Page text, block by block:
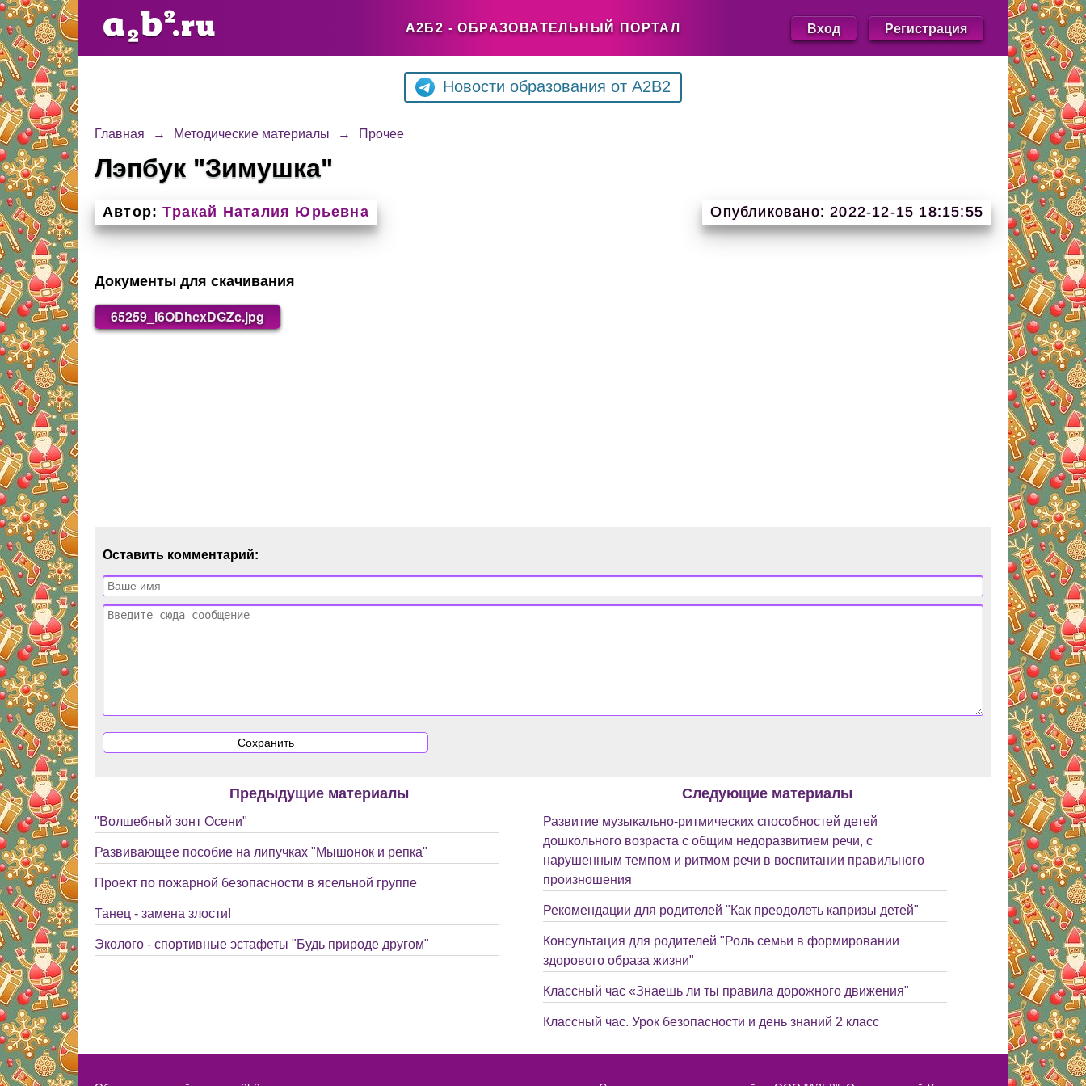
А2Б2 - ОБРАЗОВАТЕЛЬНЫЙ ПОРТАЛ Вход Регистрация
Новости образования от A2B2
Главная → Методические материалы → Прочее
Лэпбук "Зимушка"
Автор: Тракай Наталия Юрьевна Опубликовано: 2022-12-15 18:15:55
Документы для скачивания
65259_i6ODhcxDGZc.jpg
Оставить комментарий:
Предыдущие материалы
"Волшебный зонт Осени"
Развивающее пособие на липучках "Мышонок и репка"
Проект по пожарной безопасности в ясельной группе
Танец - замена злости!
Эколого - спортивные эстафеты "Будь природе другом"
Следующие материалы
Развитие музыкально-ритмических способностей детей
дошкольного возраста с общим недоразвитием речи, с
нарушенным темпом и ритмом речи в воспитании правильного
произношения
Рекомендации для родителей "Как преодолеть капризы детей"
Консультация для родителей "Роль семьи в формировании
здорового образа жизни"
Классный час «Знаешь ли ты правила дорожного движения"
Классный час. Урок безопасности и день знаний 2 класс